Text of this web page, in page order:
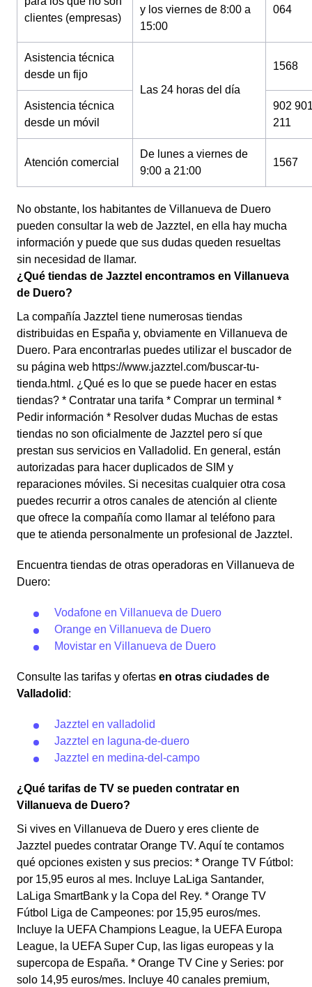
clientes (empresas)
y los viernes de 8:00 a
15:00
064
Asistencia técnica
desde un fijo
Las 24 horas del día
1568
Asistencia técnica
desde un móvil
902
211
Atención comercial
De lunes a viernes de
9:00 a 21:00
1567
No obstante, los habitantes de Villanueva de Duero
pueden consultar la web de Jazztel, en ella hay mucha
información y puede que sus dudas queden resueltas
sin necesidad de llamar.
¿Qué tiendas de Jazztel encontramos en Villanueva
de Duero?
La compañía Jazztel tiene numerosas tiendas
distribuidas en España y, obviamente en Villanueva de
Duero. Para encontrarlas puedes utilizar el buscador de
su página web https://www.jazztel.com/buscar-tu-
tienda.html. ¿Qué es lo que se puede hacer en estas
tiendas? * Contratar una tarifa * Comprar un terminal *
Pedir información * Resolver dudas Muchas de estas
tiendas no son oficialmente de Jazztel pero sí que
prestan sus servicios en Valladolid. En general, están
autorizadas para hacer duplicados de SIM y
reparaciones móviles. Si necesitas cualquier otra cosa
puedes recurrir a otros canales de atención al cliente
que ofrece la compañía como llamar al teléfono para
que te atienda personalmente un profesional de Jazztel.
Encuentra tiendas de otras operadoras en Villanueva de
Duero:
Vodafone en Villanueva de Duero
Orange en Villanueva de Duero
Movistar en Villanueva de Duero
Consulte las tarifas y ofertas en otras ciudades de
Valladolid :
Jazztel en valladolid
Jazztel en laguna-de-duero
Jazztel en medina-del-campo
¿Qué tarifas de TV se pueden contratar en
Villanueva de Duero?
Si vives en Villanueva de Duero y eres cliente de
Jazztel puedes contratar Orange TV. Aquí te contamos
qué opciones existen y sus precios: * Orange TV Fútbol:
por 15,95 euros al mes. Incluye LaLiga Santander,
LaLiga SmartBank y la Copa del Rey. * Orange TV
Fútbol Liga de Campeones: por 15,95 euros/mes.
Incluye la UEFA Champions League, la UEFA Europa
League, la UEFA Super Cup, las ligas europeas y la
supercopa de España. * Orange TV Cine y Series: por
solo 14,95 euros/mes. Incluye 40 canales premium,